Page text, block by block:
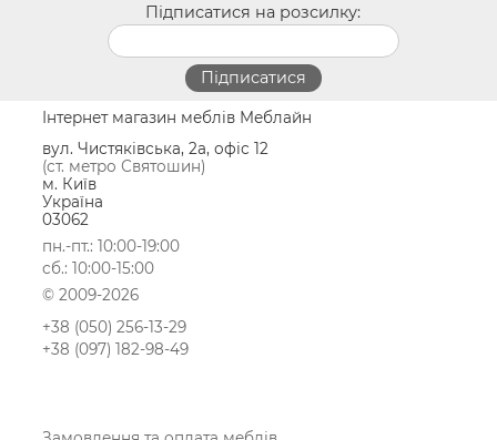
Підписатися на розсилку:
Інтернет магазин меблів Меблайн
вул. Чистяківська, 2а, офіс 12
(ст. метро Святошин)
м. Київ
Україна
03062
пн.-пт.: 10:00-19:00
сб.: 10:00-15:00
© 2009-2026
+38 (050) 256-13-29
+38 (097) 182-98-49